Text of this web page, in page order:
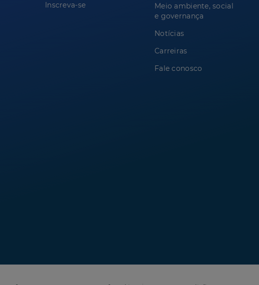
Inscreva-se
Meio ambiente, social
e governança
Notícias
Carreiras
Fale conosco